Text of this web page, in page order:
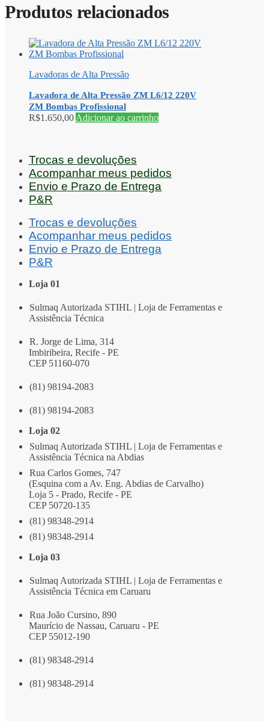
Produtos relacionados
Lavadoras de Alta Pressão
Lavadora de Alta Pressão ZM L6/12 220V
ZM Bombas Profissional
R$1.650,00 Adicionar ao carrinho
Trocas e devoluções
Acompanhar meus pedidos
Envio e Prazo de Entrega
P&R
Trocas e devoluções
Acompanhar meus pedidos
Envio e Prazo de Entrega
P&R
Loja 01
Sulmaq Autorizada STIHL | Loja de Ferramentas e
Assistência Técnica
R. Jorge de Lima, 314
Imbiribeira, Recife - PE
CEP 51160-070
(81) 98194-2083
(81) 98194-2083
Loja 02
Sulmaq Autorizada STIHL | Loja de Ferramentas e
Assistência Técnica na Abdias
Rua Carlos Gomes, 747
(Esquina com a Av. Eng. Abdias de Carvalho)
Loja 5 - Prado, Recife - PE
CEP 50720-135
(81) 98348-2914
(81) 98348-2914
Loja 03
Sulmaq Autorizada STIHL | Loja de Ferramentas e
Assistência Técnica em Caruaru
Rua João Cursino, 890
Maurício de Nassau, Caruaru - PE
CEP 55012-190
(81) 98348-2914
(81) 98348-2914